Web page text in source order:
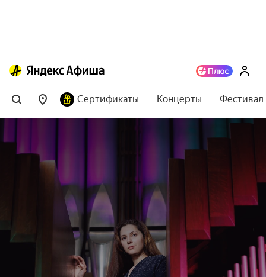
Сертификаты Концерты